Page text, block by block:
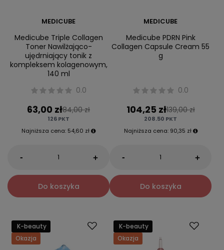
MEDICUBE
Medicube Triple Collagen
Toner Nawilżająco-
ujędrniający tonik z
kompleksem kolagenowym,
140 ml
0.0
63,00 zł84,00 zł
126PKT
Najniższa cena: 54,60 zł
- +
Do koszyka
MEDICUBE
Medicube PDRN Pink
Collagen Capsule Cream 55
g
0.0
104,25 zł139,00 zł
208.50 PKT
Najniższa cena: 90,35 zł
- +
Do koszyka
K-beauty
Okazja
K-beauty
Okazja